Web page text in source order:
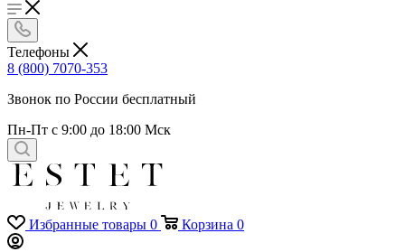
Телефоны
8 (800) 7070-353
Звонок по России бесплатный
Пн-Пт с 9:00 до 18:00 Мск
Избранные товары 0 Корзина 0